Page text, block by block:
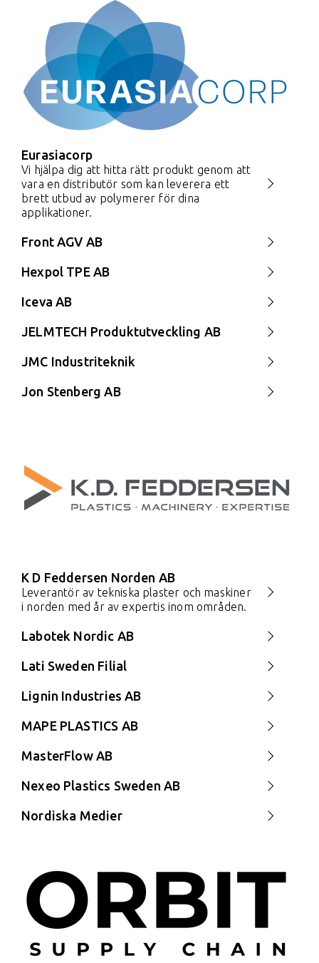
Eurasiacorp
Vi hjälpa dig att hitta rätt produkt genom att
vara en distributör som kan leverera ett
brett utbud av polymerer för dina
applikationer.
Front AGV AB
Hexpol TPE AB
Iceva AB
JELMTECH Produktutveckling AB
JMC Industriteknik
Jon Stenberg AB
K D Feddersen Norden AB
Leverantör av tekniska plaster och maskiner
i norden med år av expertis inom områden.
Labotek Nordic AB
Lati Sweden Filial
Lignin Industries AB
MAPE PLASTICS AB
MasterFlow AB
Nexeo Plastics Sweden AB
Nordiska Medier